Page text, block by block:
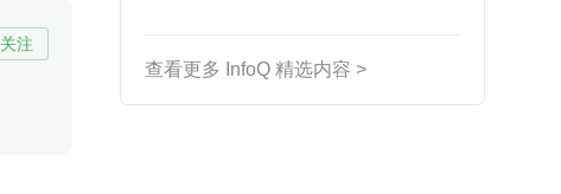
关注
查看更多 InfoQ 精选内容 >